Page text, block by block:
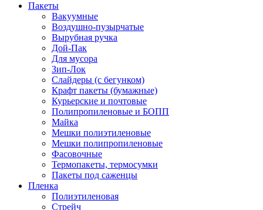
Пакеты
Вакуумные
Воздушно-пузырчатые
Вырубная ручка
Дой-Пак
Для мусора
Зип-Лок
Слайдеры (с бегунком)
Крафт пакеты (бумажные)
Курьерские и почтовые
Полипропиленовые и БОПП
Майка
Мешки полиэтиленовые
Мешки полипропиленовые
Фасовочные
Термопакеты, термосумки
Пакеты под саженцы
Пленка
Полиэтиленовая
Стрейч